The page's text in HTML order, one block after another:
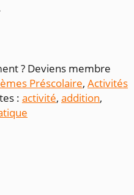
? Deviens membre
Préscolaire, Activités
: activité, addition,